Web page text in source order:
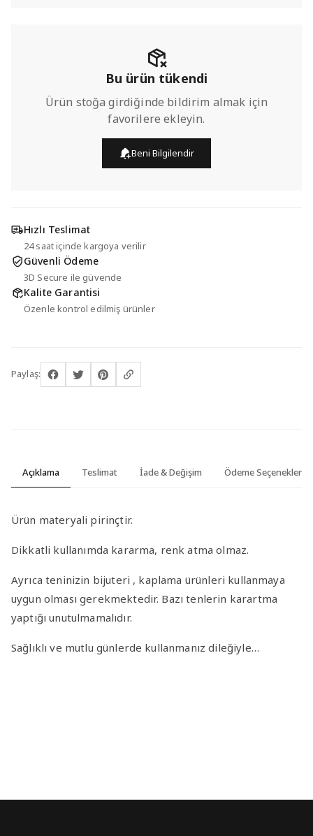
Bu ürün tükendi
Ürün stoğa girdiğinde bildirim almak için
favorilere ekleyin.
Beni Bilgilendir
Hızlı Teslimat
24 saat içinde kargoya verilir
Güvenli Ödeme
3D Secure ile güvende
Kalite Garantisi
Özenle kontrol edilmiş ürünler
Paylaş:
Açıklama Teslimat İade & Değişim Ödeme Seçenekleri
Ürün materyali pirinçtir.
Dikkatli kullanımda kararma, renk atma olmaz.
Ayrıca teninizin bijuteri , kaplama ürünleri kullanmaya
uygun olması gerekmektedir. Bazı tenlerin karartma
yaptığı unutulmamalıdır.
Sağlıklı ve mutlu günlerde kullanmanız dileğiyle…